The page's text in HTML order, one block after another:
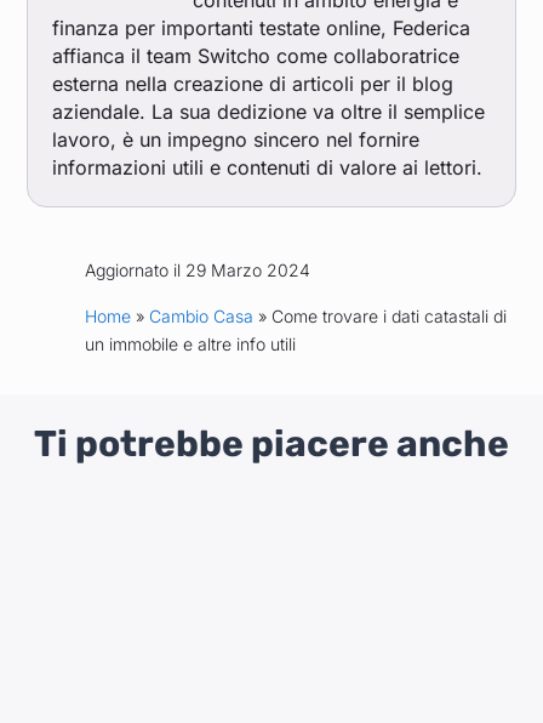
finanza per importanti testate online, Federica
affianca il team Switcho come collaboratrice
esterna nella creazione di articoli per il blog
aziendale. La sua dedizione va oltre il semplice
lavoro, è un impegno sincero nel fornire
informazioni utili e contenuti di valore ai lettori.
Aggiornato il 29 Marzo 2024
Home» Cambio Casa » Come trovare i dati catastali di
un immobile e altre info utili
Ti potrebbe piacere anche